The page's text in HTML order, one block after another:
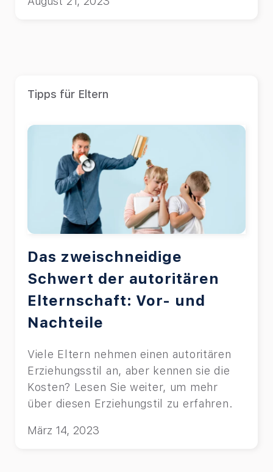
Tipps für Eltern
Das zweischneidige
Schwert der autoritären
Elternschaft: Vor- und
Nachteile
Viele Eltern nehmen einen autoritären
Erziehungsstil an, aber kennen sie die
Kosten? Lesen Sie weiter, um mehr
über diesen Erziehungstil zu erfahren.
März 14, 2023